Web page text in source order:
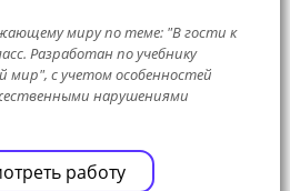
миру по теме: "В гости к
Разработан по учебнику
с учетом особенностей
нарушениями
работу